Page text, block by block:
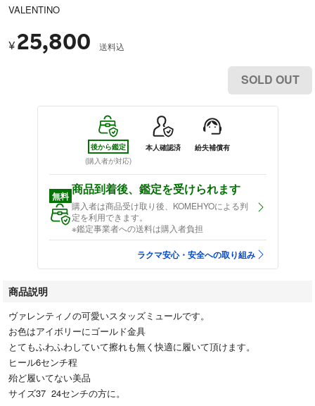
VALENTINO
¥ 25,800 送料込
SOLD OUT
後から鑑定
(購入者が対応)
本人確認済 紛失補償有
無料 商品到着後、鑑定を受けられます
購入者は商品受け取り後、KOMEHYOによる判
定を利用できます。
※鑑定事業者への送料は購入者負担
ラクマ安心・安全への取り組み
商品説明
ヴァレンティノの可愛いスタッズミュールです。
お色はアイボリーにゴールド金具
とてもふわふわしていて擦れも無く快適に履いて頂けます。
ヒール6センチ程
殆ど履いてない美品
サイズ37 24センチの方に。